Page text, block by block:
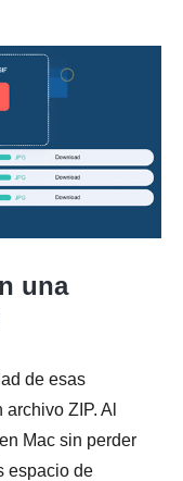
una
de esas
ZIP. Al
Mac sin perder
espacio de